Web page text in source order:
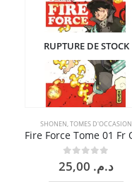
RUPTURE DE STOCK
SHONEN,TOMES D'OCCASION
0sur 5د.م.